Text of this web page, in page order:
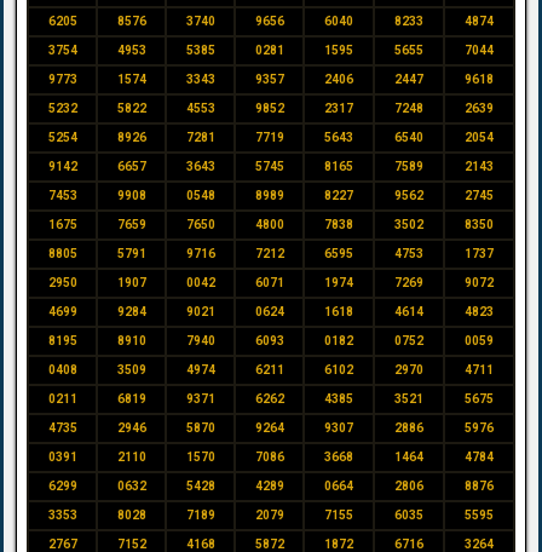
6205 8576 3740 9656 6040 8233 4874
3754 4953 5385 0281 1595 5655 7044
9773 1574 3343 9357 2406 2447 9618
5232 5822 4553 9852 2317 7248 2639
5254 8926 7281 7719 5643 6540 2054
9142 6657 3643 5745 8165 7589 2143
7453 9908 0548 8989 8227 9562 2745
1675 7659 7650 4800 7838 3502 8350
8805 5791 9716 7212 6595 4753 1737
2950 1907 0042 6071 1974 7269 9072
4699 9284 9021 0624 1618 4614 4823
8195 8910 7940 6093 0182 0752 0059
0408 3509 4974 6211 6102 2970 4711
0211 6819 9371 6262 4385 3521 5675
4735 2946 5870 9264 9307 2886 5976
0391 2110 1570 7086 3668 1464 4784
6299 0632 5428 4289 0664 2806 8876
3353 8028 7189 2079 7155 6035 5595
2767 7152 4168 5872 1872 6716 3264